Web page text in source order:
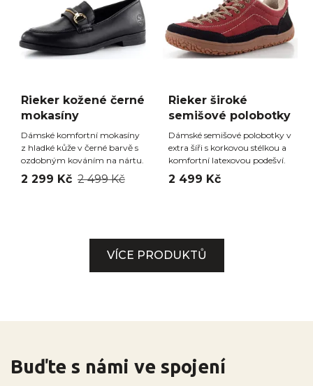
Rieker kožené černé
mokasíny
Dámské komfortní mokasíny
z hladké kůže v černé barvě s
ozdobným kováním na nártu.
2 299 Kč 2 499 Kč
Rieker široké
semišové polobotky
Dámské semišové polobotky v
extra šíři s korkovou stélkou a
komfortní latexovou podešví.
2 499 Kč
VÍCE PRODUKTŮ
Buďte s námi ve spojení